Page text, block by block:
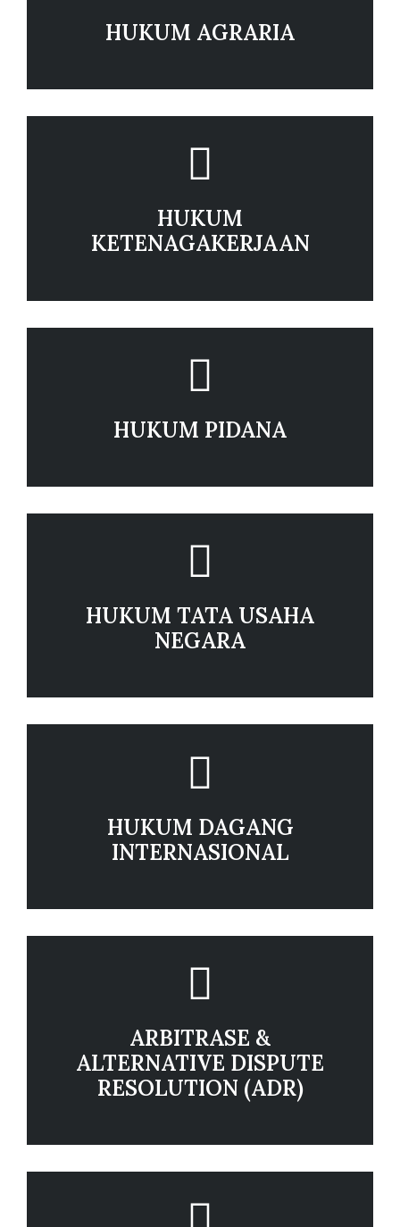
HUKUM AGRARIA
HUKUM
KETENAGAKERJAAN
HUKUM PIDANA
HUKUM TATA USAHA
NEGARA
HUKUM DAGANG
INTERNASIONAL
ARBITRASE &
ALTERNATIVE DISPUTE
RESOLUTION (ADR)